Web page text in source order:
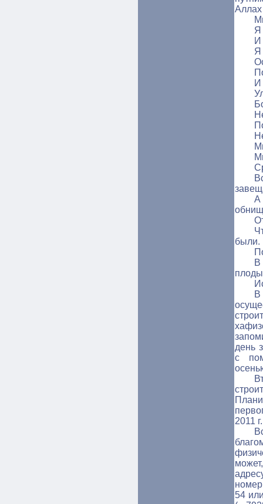
Аллах
Я
И
Я
И
А
были.
В
В
день
с
2011
54